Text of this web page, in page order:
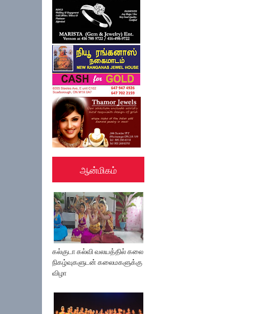
ஆன்மிகம்
கல்குடா கல்வி வலயத்தில் கலை
நிகழ்வுகளுடன் கலைமகளுக்கு
விழா